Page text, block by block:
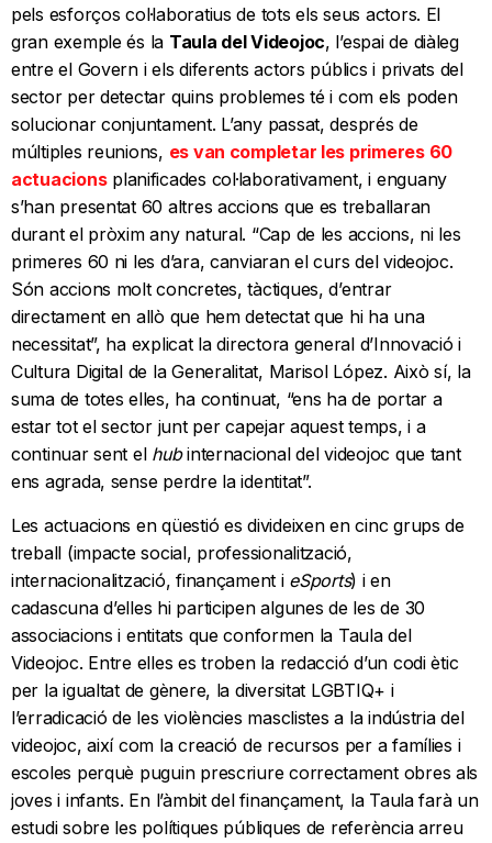
pels esforços col·laboratius de tots els seus actors. El
gran exemple és la Taula del Videojoc, l’espai de diàleg
entre el Govern i els diferents actors públics i privats del
sector per detectar quins problemes té i com els poden
solucionar conjuntament. L’any passat, després de
múltiples reunions, es van completar les primeres 60
actuacionsplanificades col·laborativament, i enguany
s’han presentat 60 altres accions que es treballaran
durant el pròxim any natural. “Cap de les accions, ni les
primeres 60 ni les d’ara, canviaran el curs del videojoc.
Són accions molt concretes, tàctiques, d’entrar
directament en allò que hem detectat que hi ha una
necessitat”, ha explicat la directora general d’Innovació i
Cultura Digital de la Generalitat, Marisol López. Això sí, la
suma de totes elles, ha continuat, “ens ha de portar a
estar tot el sector junt per capejar aquest temps, i a
continuar sent el hubinternacional del videojoc que tant
ens agrada, sense perdre la identitat”.
Les actuacions en qüestió es divideixen en cinc grups de
treball (impacte social, professionalització,
internacionalització, finançament i eSports) i en
cadascuna d’elles hi participen algunes de les de 30
associacions i entitats que conformen la Taula del
Videojoc. Entre elles es troben la redacció d’un codi ètic
per la igualtat de gènere, la diversitat LGBTIQ+ i
l’erradicació de les violències masclistes a la indústria del
videojoc, així com la creació de recursos per a famílies i
escoles perquè puguin prescriure correctament obres als
joves i infants. En l’àmbit del finançament, la Taula farà un
estudi sobre les polítiques públiques de referència arreu